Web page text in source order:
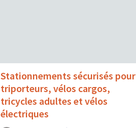
Stationnements sécurisés pour
triporteurs, vélos cargos,
tricycles adultes et vélos
électriques